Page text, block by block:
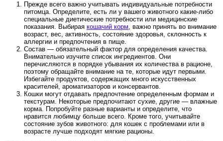
Прежде всего важно учитывать индивидуальные потребности
питомца. Определите, есть ли у вашего животного какие-либо
специальные диетические потребности или медицинские
показания. Выбирая кошачий корм, важно принять во внимание
возраст, вес, активность, состояние здоровья, склонность к
аллергии и предпочтения в пище.
Состав — обязательный фактор для определения качества.
Внимательно изучите список ингредиентов. Они
перечисляются в порядке убывания их количества в рационе,
поэтому обращайте внимание на те, которые идут первыми.
Избегайте продуктов, содержащих много искусственных
красителей, ароматизаторов и консервантов.
Кошки могут отдавать предпочтение определенным формам и
текстурам. Некоторые предпочитают сухие, другие — влажные
корма. Попробуйте разные варианты и определите, что
нравится любимцу больше всего. Кроме того, учитывайте
состояние зубов животного: для кошек с проблемами или в
возрасте лучше подходят мягкие рационы.